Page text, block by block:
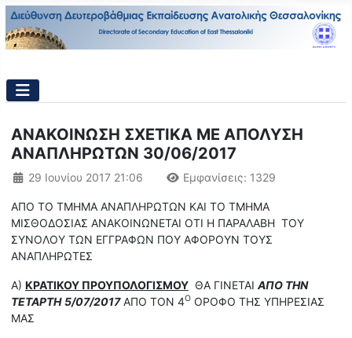
ΑΝΑΚΟΙΝΩΣΗ ΣΧΕΤΙΚΑ ΜΕ ΑΠΟΛΥΣΗ
ΑΝΑΠΛΗΡΩΤΩΝ 30/06/2017
Λεπτομέρειες
29 Ιουνίου 2017 21:06 Εμφανίσεις: 1329
ΑΠΟ ΤΟ ΤΜΗΜΑ ΑΝΑΠΛΗΡΩΤΩΝ ΚΑΙ ΤΟ ΤΜΗΜΑ
ΜΙΣΘΟΔΟΣΙΑΣ ΑΝΑΚΟΙΝΩΝΕΤΑΙ ΟΤΙ Η ΠΑΡΑΛΑΒΗ ΤΟΥ
ΣΥΝΟΛΟΥ ΤΩΝ ΕΓΓΡΑΦΩΝ ΠΟΥ ΑΦΟΡΟΥΝ ΤΟΥΣ
ΑΝΑΠΛΗΡΩΤΕΣ
Α) ΚΡΑΤΙΚΟΥ ΠΡΟΥΠΟΛΟΓΙΣΜΟΥ ΘΑ ΓΙΝΕΤΑΙ ΑΠΟ ΤΗΝ
ΤΕΤΑΡΤΗ 5/07/2017 ΑΠΟ ΤΟΝ 4Ο ΟΡΟΦΟ ΤΗΣ ΥΠΗΡΕΣΙΑΣ
ΜΑΣ